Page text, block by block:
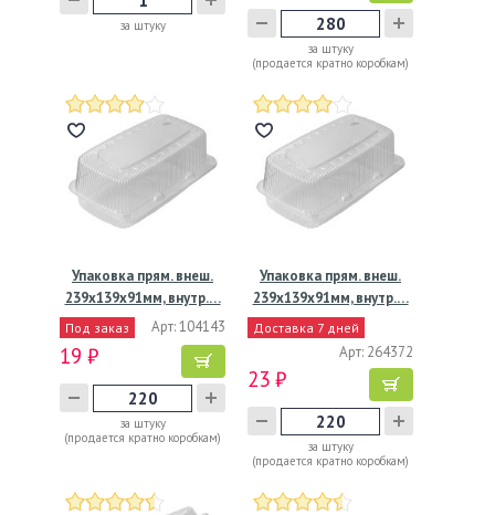
за штуку
за штуку
(продается кратно коробкам)
Упаковка прям. внеш.
239х139х91мм, внутр.…
Под заказ Арт: 104143
19 ₽
за штуку
(продается кратно коробкам)
Упаковка прям. внеш.
239х139х91мм, внутр.…
Доставка 7 дней
Арт: 264372
23 ₽
за штуку
(продается кратно коробкам)